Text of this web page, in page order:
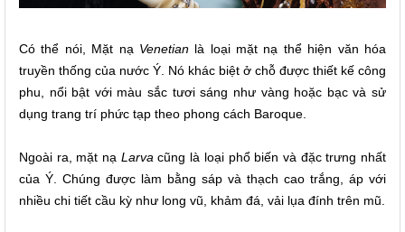
Có thể nói, Mặt nạ Venetianlà loại mặt nạ thể hiện văn hóa
truyền thống của nước Ý. Nó khác biệt ở chỗ được thiết kế công
phu, nổi bật với màu sắc tươi sáng như vàng hoặc bạc và sử
dụng trang trí phức tạp theo phong cách Baroque.
Ngoài ra, mặt nạ Larva cũng là loại phổ biến và đặc trưng nhất
của Ý. Chúng được làm bằng sáp và thạch cao trắng, áp với
nhiều chi tiết cầu kỳ như long vũ, khảm đá, vải lụa đính trên mũ.